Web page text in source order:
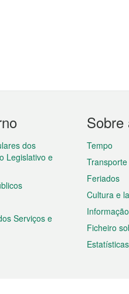
dos
Legislativo e
Serviços e
Sobre
Tempo
Transporte
Feriados
Cultura e
Ficheiro
Estatísticas